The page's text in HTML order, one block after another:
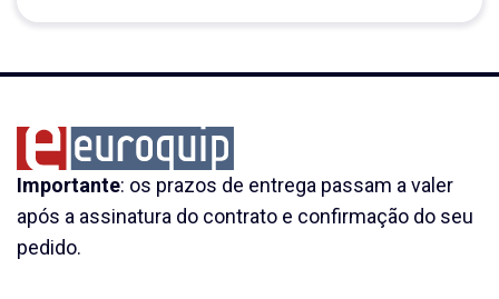
Importante: os prazos de entrega passam a valer
após a assinatura do contrato e confirmação do seu
pedido.